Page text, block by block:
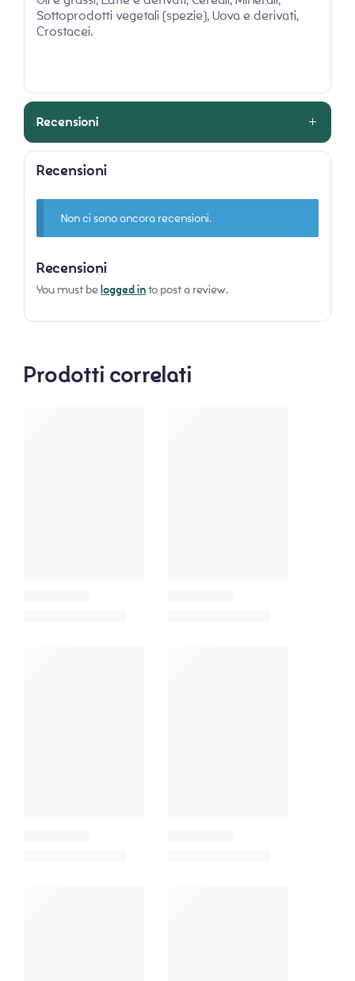
Sottoprodotti vegetali (spezie), Uova e derivati,
Crostacei.
Recensioni
Recensioni
Non ci sono ancora recensioni.
Recensioni
You must be logged into post a review.
Prodotti correlati